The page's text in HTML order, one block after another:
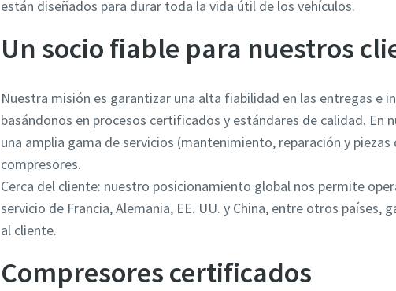
están diseñados para durar toda la vida útil de los vehículos.
Un socio fiable para nuestros
Nuestra misión es garantizar una alta fiabilidad en las entregas e
basándonos en procesos certificados y estándares de calidad. En
una amplia gama de servicios (mantenimiento, reparación y
compresores.
Cerca del cliente: nuestro posicionamiento global nos permite
servicio de Francia, Alemania, EE. UU. y China, entre otros
al cliente.
Compresores certificados